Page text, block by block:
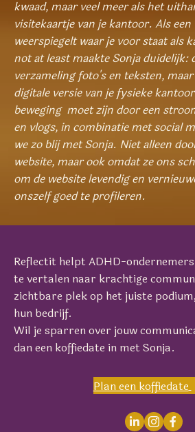
kwaad, maar veel meer als het
visitekaartje van je kantoor. Als
weerspiegelt waar je voor staat als
not at least maakte Sonja duidelijk:
verzameling foto's en teksten,
digitale versie van je fysieke
beweging moet zijn door een
en vlogs, in combinatie met social
we zo blij met Sonja. Niet alleen
website, maar ook omdat ze ons
om de website levendig en
onszelf goed te profileren.
Reflectit helpt ADHD-
te vertalen naar krachtige
zichtbare plek op het juiste
hun bedrijf.
Wil je sparren over jouw
dan een koffiedate in met Sonja.
Plan een koffiedate